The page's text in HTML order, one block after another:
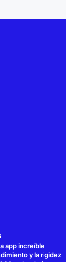
app increíble
y la rigidez